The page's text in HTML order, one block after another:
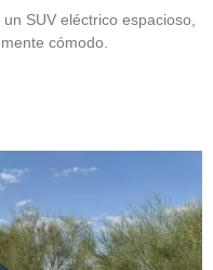
SUV eléctrico espacioso,
cómodo.